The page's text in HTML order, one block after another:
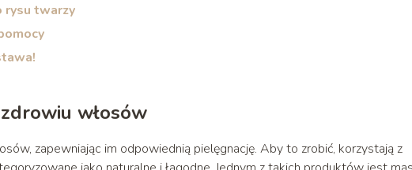
rysu twarzy
włosów
zapewniając im odpowiednią pielęgnację. Aby to zrobić, korzystają z